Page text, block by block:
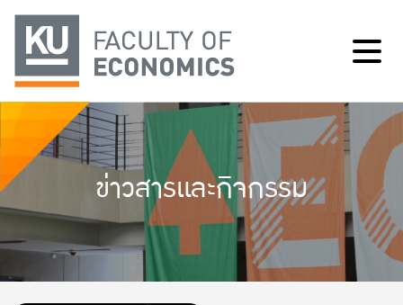
ข่าวสารและกิจกรรม